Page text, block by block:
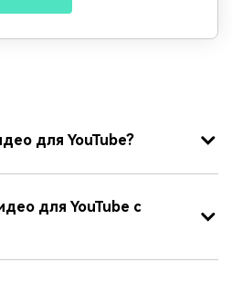
для YouTube?
для YouTube с